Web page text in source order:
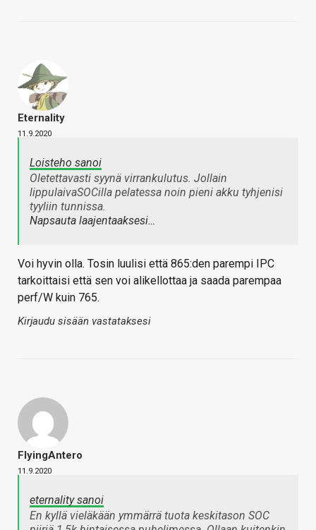
Eternality
11.9.2020
Loisteho sanoi
Oletettavasti syynä virrankulutus. Jollain
lippulaivaSOCilla pelatessa noin pieni akku tyhjenisi
tyyliin tunnissa.
Napsauta laajentaaksesi…
Voi hyvin olla. Tosin luulisi että 865:den parempi IPC
tarkoittaisi että sen voi alikellottaa ja saada parempaa
perf/W kuin 765.
Kirjaudu sisään vastataksesi
FlyingAntero
11.9.2020
eternality sanoi
En kyllä vieläkään ymmärrä tuota keskitason SOC